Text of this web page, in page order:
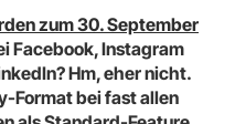
zum 30. September
Facebook, Instagram
Hm, eher nicht.
Format bei fast allen